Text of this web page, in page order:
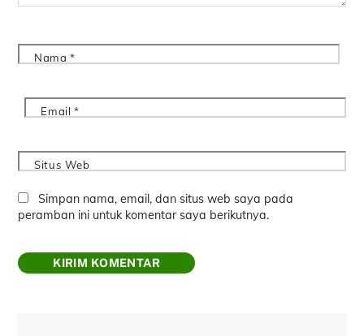
Nama*
Email *
Situs Web
Simpan nama, email, dan situs web saya pada
peramban ini untuk komentar saya berikutnya.